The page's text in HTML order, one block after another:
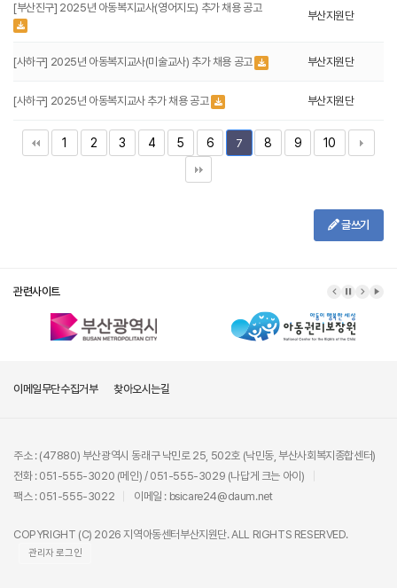
[부산진구] 2025년 아동복지교사(영어지도) 추가 채용 공고
부산지원단
[사하구] 2025년 아동복지교사(미술교사) 추가 채용 공고 부산지원단
[사하구] 2025년 아동복지교사 추가 채용 공고 부산지원단
1 2 3 4 5 6 7 8 9 10
글쓰기
관련사이트
이메일무단수집거부 찾아오시는길
주소 : (47880) 부산광역시 동래구 낙민로 25, 502호 (낙민동, 부산사회복지종합센터)
전화 : 051-555-3020 (메인) / 051-555-3029 (나답게 크는 아이)
팩스 : 051-555-3022
이메일 : bsicare24@daum.net
COPYRIGHT (C) 2026 지역아동센터부산지원단. ALL RIGHTS RESERVED.
관리자 로그인